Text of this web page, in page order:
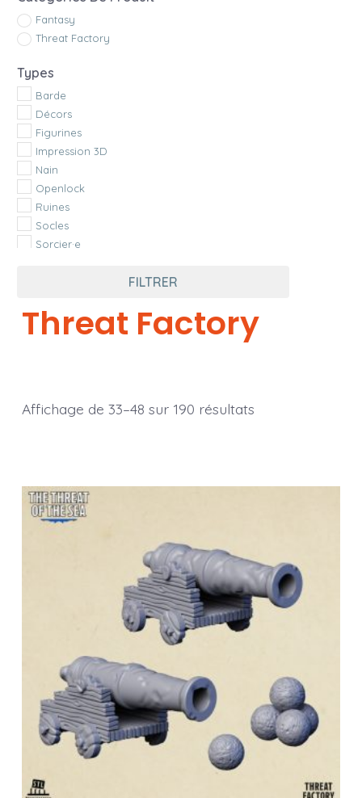
Fantasy
Threat Factory
Types
Barde
Décors
Figurines
Impression 3D
Nain
Openlock
Ruines
Socles
Sorcier·e
FILTRER
Threat Factory
Affichage de 33–48 sur 190 résultats